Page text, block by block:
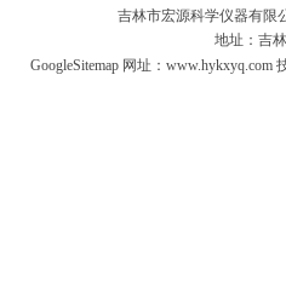
吉林市宏源科学仪器有限
地址：吉
GoogleSitemap网址： www.hykxyq.com